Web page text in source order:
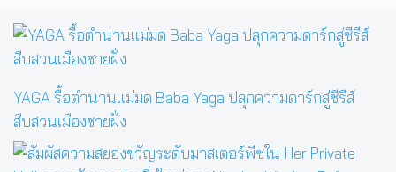
YAGA รื้อตำนานแม่มด Baba Yaga ปลุกความดาร์กสู่ซีรีส์
สืบสวนเมืองชายฝั่ง